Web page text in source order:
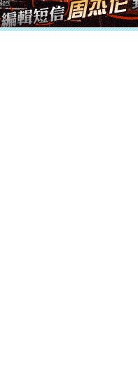
离。水晶
[元旦]当
泣，这痛